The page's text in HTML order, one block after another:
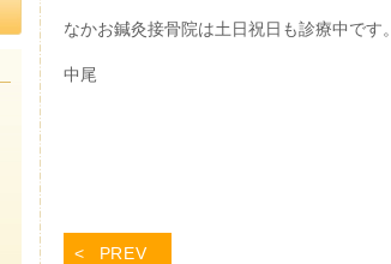
なかお鍼灸接骨院は土日祝日も診療中です。
中尾
PREV